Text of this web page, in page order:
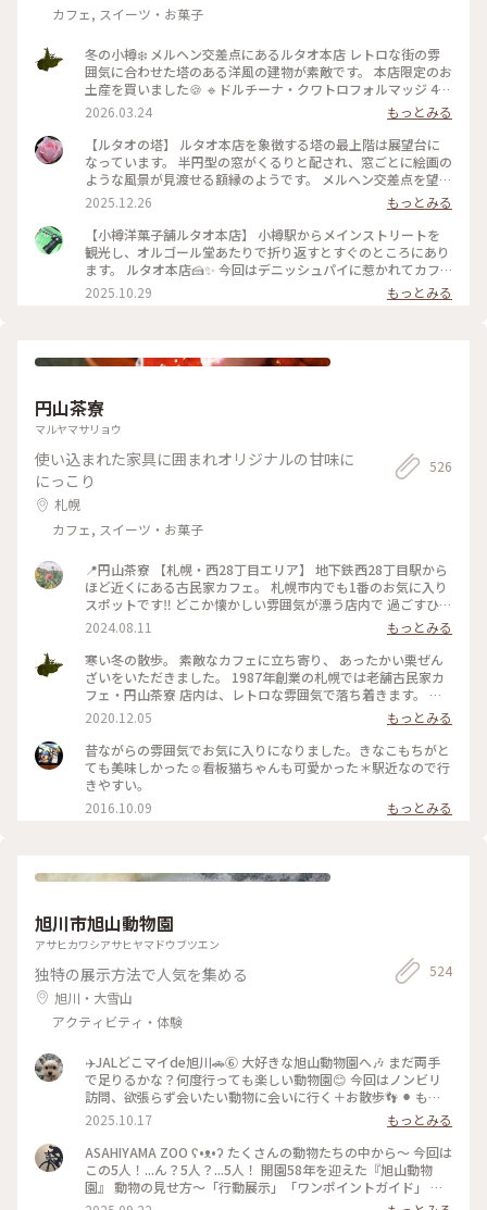
カフェ, スイーツ・お菓子
冬の小樽❄️ メルヘン交差点にあるルタオ本店 レトロな街の雰
囲気に合わせた塔のある洋風の建物が素敵です。 本店限定のお
土産を買いました🍪 🔹ドルチーナ・クワトロフォルマッジ 4種
のチーズとはちみつを練り込んだ生地に つぶつぶチーズを閉
じ込めたザクザク食感のクッキー 🔹ルボンフィナンシェ コク
のあるバターの風味にバニラの香り、焼き立てならではのサク
ッとした食感がとっても美味しい 2024年秋にオープンした運
河プラザ店（4枚目） ルタオ初のバーやカフェも併設されてい
2025.1.27撮影 #ことりっぷ北海道 #小樽 #レトロな街 #冬の北
海道 #雪の散策路 #限定スイーツ #おみやげ図鑑 #ルタオ #おや
つ時間
2026.03.24
もっとみる
【ルタオの塔】 ルタオ本店を象徴する塔の最上階は展望台に
なっています。 半円型の窓がくるりと配され、窓ごとに絵画の
ような風景が見渡せる額縁のようです。 メルヘン交差点を望む
窓からはノスタルジックな光景、小樽の山なみ、そして海。一
周でいろんな小樽の風景を楽しむ贅沢。 私のお気に入りは、
海が見える窓。 小樽の青い海と青い空が思い出になりまし
た。 展望台への螺旋階段も素敵。壁を飾るのは、ルタオの歴
史を物語るフォトやイラストでした。 誰でも自由に立ち寄れ
る、というのもうれしいですね♪ 1Fには見たこと聞いたこと
食べたことのあるルタオスイーツが並ぶショップ。 2Fには、
2025.12.26
もっとみる
【小樽洋菓子舗ルタオ本店】 小樽駅からメインストリートを
観光し、オルゴール堂あたりで折り返すとすぐのところにあり
ます。 ルタオ本店🍰✨ 今回はデニッシュパイに惹かれてカフ
ェ利用☕️ 冷めてもパリパリなデニッシュパイ、アップルパイは
思ったよりあっさりとしていて重くなく軽々食べられます🍎🍏
ドリンクもコーヒーだけでなく美瑛の牛乳やショコラミルク、
した。 １つからテイクアウトも可能なので食べ歩きに良さそ
う。 #北海道グルメ #小樽グルメ #小樽カフェ #小樽といった
張メロンソーダ #人気店 #パイ
2025.10.29 もっとみる
円山茶寮
マルヤマサリョウ
使い込まれた家具に囲まれオリジナルの甘味に
にっこり
札幌
カフェ, スイーツ・お菓子
526
📍円山茶寮 【札幌・西28丁目エリア】 地下鉄西28丁目駅から
ほど近くにある古民家カフェ。 札幌市内でも1番のお気に入り
スポットです‼︎ どこか懐かしい雰囲気が漂う店内で 過ごすひと
ときが大好きです☺️ 夏は風鈴の音を聴きながら美味しい 甘味
とお茶をいただくのが至高です🎐 札幌を訪れると必ず立ち寄
りたくなる場所です‼︎
2024.08.11
もっとみる
寒い冬の散歩。 素敵なカフェに立ち寄り、 あったかい栗ぜん
ざいをいただきました。 1987年創業の札幌では老舗古民家カ
フェ・円山茶寮 店内は、レトロな雰囲気で落ち着きます。 ぽ
ってりとしたぜんざいは、お椀にたっぷり。 甘さ控えめなの
で、箸休めのお漬物と一緒に 最後まで美味しく頂きました😊
人気のいちごぜんざいや抹茶ぜんざい、鍋焼きうどんなどお食
事も気になりました。 またのお楽しみに❣️ #ことりっぷ北海道
#冬を味わう #札幌 #古民家カフェ #ぜんざい #レトロ
2020.12.05
もっとみる
昔ながらの雰囲気でお気に入りになりました。きなこもちがと
ても美味しかった☺︎看板猫ちゃんも可愛かった＊駅近なので行
きやすい。
2016.10.09
もっとみる
旭川市旭山動物園
アサヒカワシアサヒヤマドウブツエン
独特の展示方法で人気を集める
旭川・大雪山
アクティビティ・体験
524
✈️JALどこマイde旭川🚗⑥ 大好きな旭山動物園へ🎶 まだ両手
で足りるかな？何度行っても楽しい動物園😊 今回はノンビリ
訪問、欲張らず会いたい動物に会いに行く＋お散歩👣 ⚫︎ もぐ
もぐタイム“アムールヒョウ🐆” →肉に軽やかに飛びつく姿は
圧巻‼️ ⚫︎大きい！近い！熊🐻 →前回訪れた時にまだ小さかった
熊さんがかなり大きくなっていた。 やはり突然道で遭遇する
とか考えると恐ろしすぎ🥶 ⚫︎円柱型の水槽「マリンウェイ」を
泳ぐアザラシ👍 →ラッキーな事に今回もちょうど見れた🙌 ⚫︎
トラ🐯 →活発に動いてた‼︎カッコいいけど恐ろしや ⚫︎レッサー
2025.10.17
もっとみる
ASAHIYAMA ZOO ʕ•ᴥ•ʔ たくさんの動物たちの中から～ 今回は
この5人！...ん？5人？...5人！ 開園58年を迎えた『旭山動物
園』 動物の見せ方〜「行動展示」「ワンポイントガイド」 施
設の新設や改修 動物の入れ替えや死や誕生... 「伝えるのは...生